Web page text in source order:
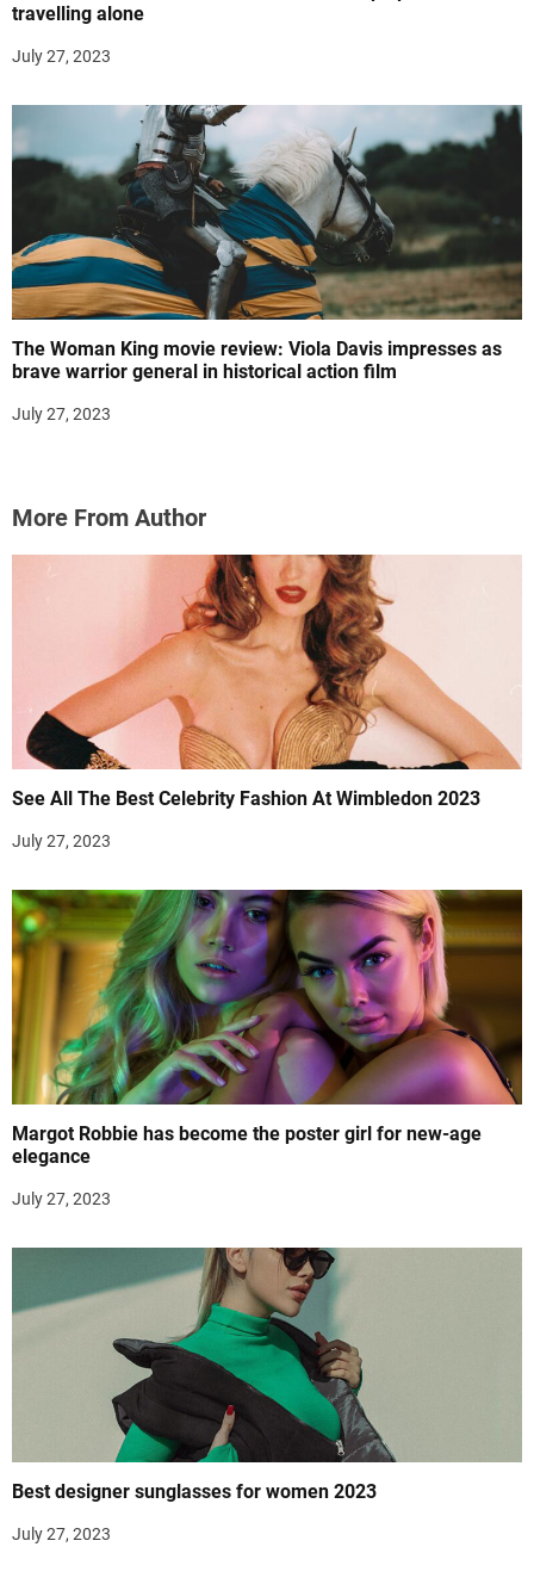
travelling alone
July 27, 2023
The Woman King movie review: Viola Davis impresses as
brave warrior general in historical action film
July 27, 2023
More From Author
See All The Best Celebrity Fashion At Wimbledon 2023
July 27, 2023
Margot Robbie has become the poster girl for new-age
elegance
July 27, 2023
Best designer sunglasses for women 2023
July 27, 2023